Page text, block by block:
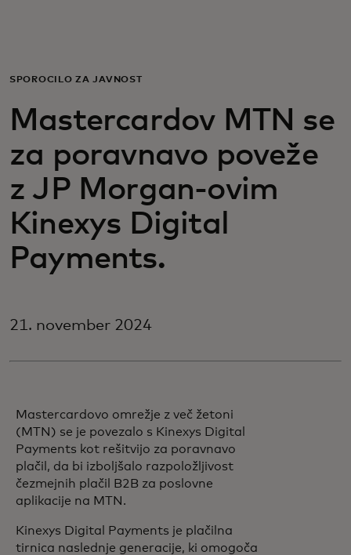
Za podjetja
Za svet
Za inovatorje
Novice in trendi
SPOROČILO ZA JAVNOST
Mastercardov MTN se
za poravnavo poveže
z JP Morgan-ovim
Kinexys Digital
Payments.
21. november 2024
Mastercardovo omrežje z več žetoni
(MTN) se je povezalo s Kinexys Digital
Payments kot rešitvijo za poravnavo
plačil, da bi izboljšalo razpoložljivost
čezmejnih plačil B2B za poslovne
aplikacije na MTN.
Kinexys Digital Payments je plačilna
tirnica naslednje generacije, ki omogoča